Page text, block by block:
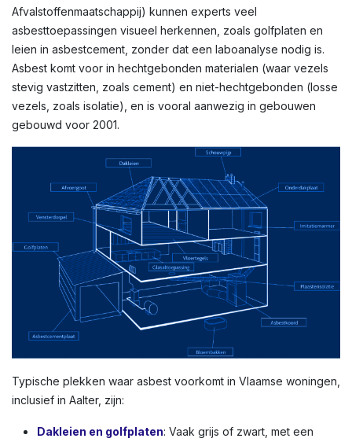
Afvalstoffenmaatschappij) kunnen experts veel
asbesttoepassingen visueel herkennen, zoals golfplaten en
leien in asbestcement, zonder dat een laboanalyse nodig is.
Asbest komt voor in hechtgebonden materialen (waar vezels
stevig vastzitten, zoals cement) en niet-hechtgebonden (losse
vezels, zoals isolatie), en is vooral aanwezig in gebouwen
gebouwd voor 2001.
Typische plekken waar asbest voorkomt in Vlaamse woningen,
inclusief in Aalter, zijn:
Dakleien en golfplaten: Vaak grijs of zwart, met een